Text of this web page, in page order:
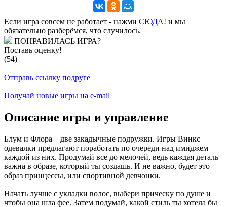
Если игра совсем не работает - нажми CЮДА! и мы
обязательно разберёмся, что случилось.
ПОНРАВИЛАСЬ ИГРА?
Поставь оценку!
(54)
|
Отправь ссылку подруге
|
Получай новые игры на e-mail
Описание игры и управление
Блум и Флора – две закадычные подружки. Игры Винкс
одевалки предлагают поработать по очереди над имиджем
каждой из них. Продумай все до мелочей, ведь каждая деталь
важна в образе, который ты создашь. И не важно, будет это
образ принцессы, или спортивной девчонки.
Начать лучше с укладки волос, выбери прическу по душе и
чтобы она шла фее. Затем подумай, какой стиль ты хотела бы